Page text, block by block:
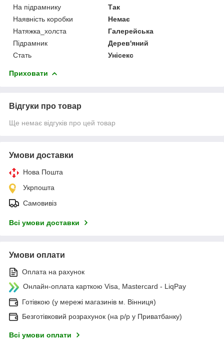
На підрамнику
Так
Наявність коробки
Немає
Натяжка_холста
Галерейська
Підрамник
Дерев'яний
Стать
Унісекс
Приховати
Відгуки про товар
Ще немає відгуків про цей товар
Умови доставки
Нова Пошта
Укрпошта
Самовивіз
Всі умови доставки
Умови оплати
Оплата на рахунок
Онлайн-оплата карткою Visa, Mastercard - LiqPay
Готівкою (у мережі магазинів м. Вінниця)
Безготівковий розрахунок (на р/р у Приватбанку)
Всі умови оплати